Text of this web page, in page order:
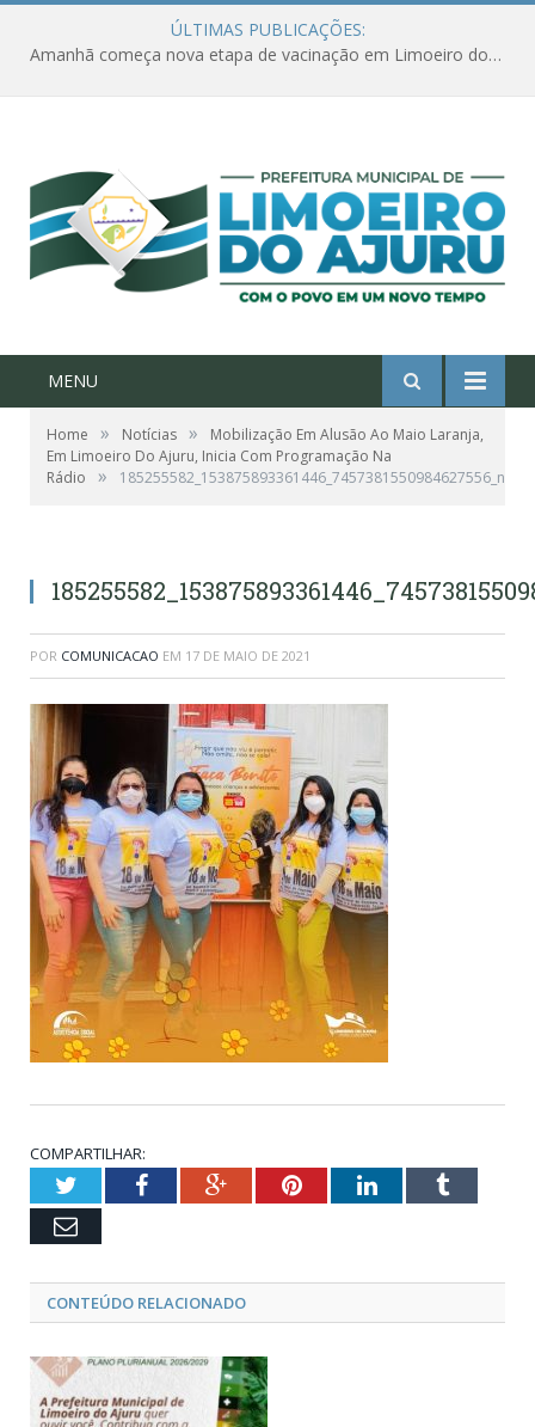
ÚLTIMAS PUBLICAÇÕES:
Amanhã começa nova etapa de vacinação em Limoeiro do Ajuru para idosos com 65 ou mais
MENU
Home » Notícias »
Mobilização Em Alusão Ao Maio Laranja,
Em Limoeiro Do Ajuru, Inicia Com Programação Na
Rádio
» 185255582_153875893361446_7457381550984627556_n
POR COMUNICACAO EM 17 DE MAIO DE 2021
COMPARTILHAR:
TwitterFacebookGoogle+PinterestLinkedInTumblr
Email
CONTEÚDO RELACIONADO